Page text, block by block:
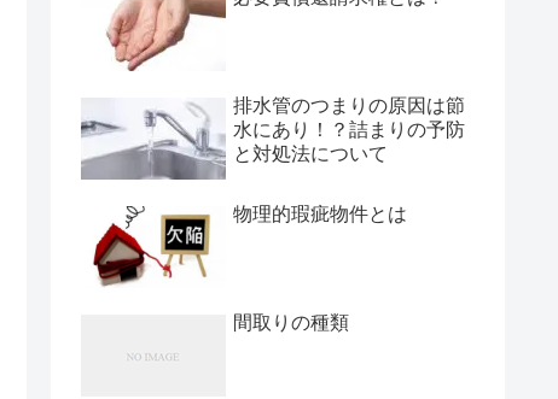
排水管のつまりの原因は節
水にあり！？詰まりの予防
と対処法について
物理的瑕疵物件とは
間取りの種類